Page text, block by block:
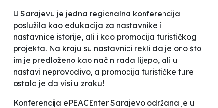
U Sarajevu je jedna regionalna konferencija
poslužila kao edukacija za nastavnike i
nastavnice istorije, ali i kao promocija turističkog
projekta. Na kraju su nastavnici rekli da je ono što
im je predloženo kao način rada lijepo, ali u
nastavi neprovodivo, a promocija turističke ture
ostala je da visi u zraku!
Konferencija ePEACEnter Sarajevo održana je u